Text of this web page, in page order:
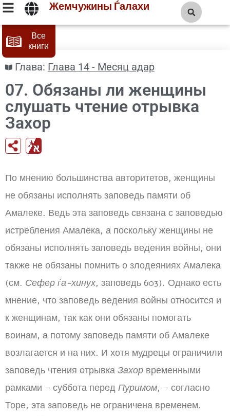
Жемчужины Ѓалахи
Все
книги
Глава: Глава 14 - Месяц адар
07. Обязаны ли женщины
слушать чтение отрывка
Захор
По мнению большинства авторитетов, женщины
не обязаны исполнять заповедь памяти об
Амалеке. Ведь эта заповедь связана с заповедью
истребления Амалека, а поскольку женщины не
обязаны исполнять заповедь ведения войны, они
также не обязаны помнить о злодеяниях Амалека
(см. Сефер ѓа-хинух, заповедь 603). Однако есть
мнение, что заповедь ведения войны относится и
к женщинам, так как они обязаны помогать
воинам, а потому заповедь памяти об Амалеке
возлагается и на них. И хотя мудрецы ограничили
заповедь чтения отрывка Захор временными
рамками – суббота перед Пуримом, – согласно
Торе, эта заповедь не ограничена временем.